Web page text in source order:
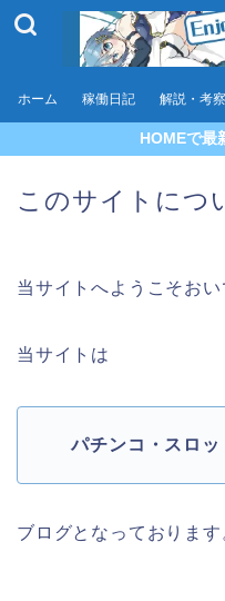
ホーム 稼働日記 解説・考察
HOMEで最
このサイトにつ
当サイトへようこそおい
当サイトは
パチンコ・スロ
ブログとなっております